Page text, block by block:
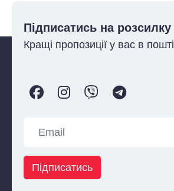
Підписатись на розсилку
Кращі пропозиції у вас в пошті
Підписатись